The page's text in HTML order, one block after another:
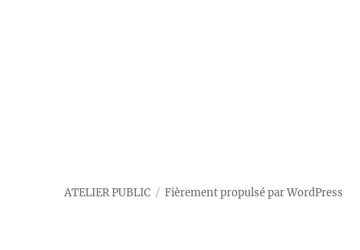
ATELIER PUBLIC Fièrement propulsé par WordPress